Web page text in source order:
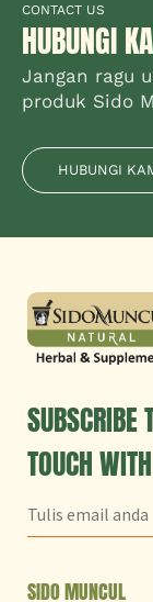
CONTACT US
HUBUNGI
Jangan ragu
produk Sido
HUBUNGI
SUBSCRIBE
TOUCH
SIDO MUNCUL